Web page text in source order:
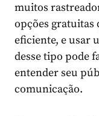
muitos
opções gratuitas
eficiente, e usar
desse tipo pode
entender seu
comunicação.